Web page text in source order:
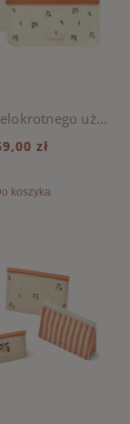
Torebki wielokrotnego użytku Clive Liewood - PEACH / SEA SHELL
zł
koszyka